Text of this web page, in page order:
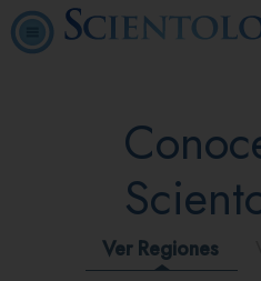
Ver Regiones